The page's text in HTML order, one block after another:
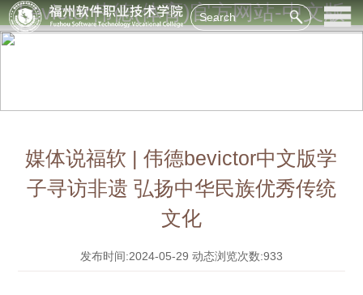
bevictor伟德(体育)官方网站-中文版
媒体说福软 | 伟德bevictor中文版学
子寻访非遗 弘扬中华民族优秀传统
文化
发布时间:2024-05-29 动态浏览次数:933